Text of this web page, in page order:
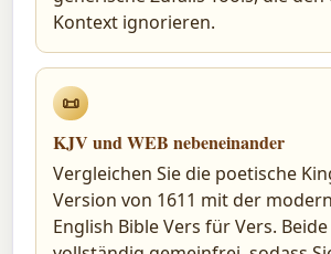
Kontext ignorieren.
📜
KJV und WEB nebeneinander
Vergleichen Sie die poetische
Version von 1611 mit der
English Bible Vers für Vers.